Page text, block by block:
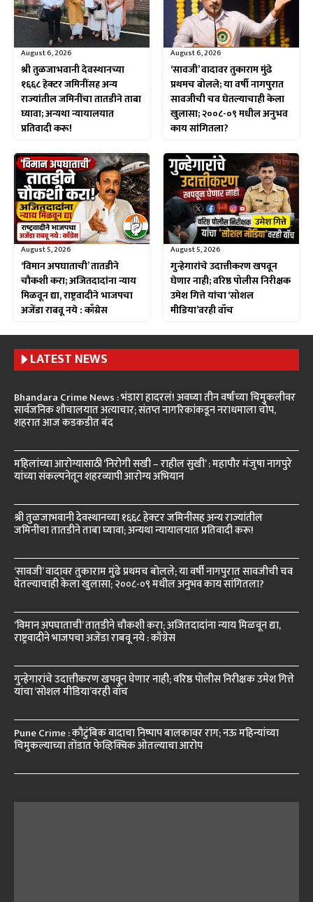
August 6, 2026
श्री तुळजाभवानी देवस्थानच्या
१६६८ हेक्टर जमिनींसह अन्य
राज्यांतील जमिनींचा तातडीने ताबा
घ्यावा; अन्यथा न्यायालयात
प्रतिवादी करू!
August 6, 2026
‘सावजी’ वादावर तुकाराम मुंढे
प्रथमच बोलले; या वर्षी नागपुरात
सावजीची चव घेतल्याचाही केला
खुलासा; २००८-०९ मधील अनुभव
काय सांगितला?
August 5, 2026
‘विमान अपघाताची’ तातडीने
चौकशी करा; अजितदादांना न्याय
मिळवून द्या, राष्ट्रवादीने भाजपचा
अजेंडा राबवू नये : काँग्रेस
August 5, 2026
गुन्हेगारांचे उदात्तीकरण खपवून
घेणार नाही; वरिष्ठ पोलीस निरीक्षक
उमेश गित्ते यांचा ‘सोशल
मीडिया’वरही वॉच
LATEST NEWS
Bhandara Crime News : भंडारा हादरलं! अवघ्या तीन वर्षांच्या चिमुकलीवर
सार्वजनिक शौचालयात अत्याचार; संतप्त नागरिकांकडून नराधमाला चोप,
शहरात आज कडकडीत बंद
महिलांच्या आरोग्यासाठी ‘निरोगी सखी – राहील सुखी’ : महापौर मंजुषा नागपुरे
यांच्या संकल्पनेतून शहरव्यापी आरोग्य अभियान
श्री तुळजाभवानी देवस्थानच्या १६६८ हेक्टर जमिनींसह अन्य राज्यांतील
जमिनींचा तातडीने ताबा घ्यावा; अन्यथा न्यायालयात प्रतिवादी करू!
‘सावजी’ वादावर तुकाराम मुंढे प्रथमच बोलले; या वर्षी नागपुरात सावजीची चव
घेतल्याचाही केला खुलासा; २००८-०९ मधील अनुभव काय सांगितला?
‘विमान अपघाताची’ तातडीने चौकशी करा; अजितदादांना न्याय मिळवून द्या,
राष्ट्रवादीने भाजपचा अजेंडा राबवू नये : काँग्रेस
गुन्हेगारांचे उदात्तीकरण खपवून घेणार नाही; वरिष्ठ पोलीस निरीक्षक उमेश गित्ते
यांचा ‘सोशल मीडिया’वरही वॉच
Pune Crime : कौटुंबिक वादाचा निष्पाप बालकावर राग; नऊ महिन्यांच्या
चिमुकल्याच्या तोंडात फेव्हिक्विक ओतल्याचा आरोप